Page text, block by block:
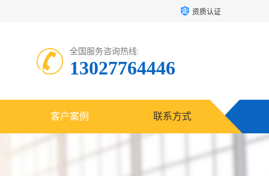
资质认证
全国服务咨询热线:
13027764446
客户案例 联系方式